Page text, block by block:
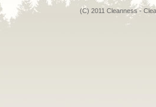
(C) 2011 Cleanness -